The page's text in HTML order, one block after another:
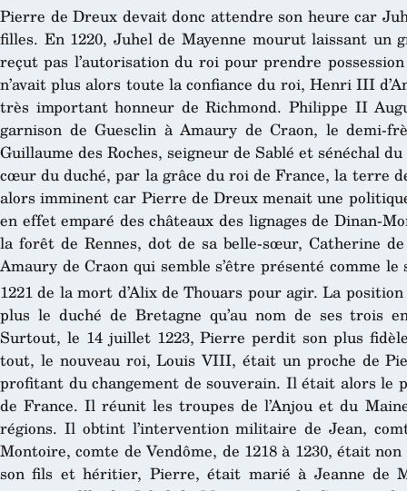
Pierre de Dreux devait donc attendre son heure car
filles. En 1220, Juhel de Mayenne mourut laissant
reçut pas l’autorisation du roi pour prendre
n’avait plus alors toute la confiance du roi, Henri III
très important honneur de Richmond. Philippe II
garnison de Guesclin à Amaury de Craon, le demi-
Guillaume des Roches, seigneur de Sablé et sénéchal
cœur du duché, par la grâce du roi de France, la terre
alors imminent car Pierre de Dreux menait une
en effet emparé des châteaux des lignages de Dinan-
la forêt de Rennes, dot de sa belle-sœur, Catherine
Amaury de Craon qui semble s’être présenté comme
1221 de la mort d’Alix de Thouars pour agir. La
plus le duché de Bretagne qu’au nom de ses trois
Surtout, le 14 juillet 1223, Pierre perdit son plus
tout, le nouveau roi, Louis VIII, était un proche de
profitant du changement de souverain. Il était alors le
de France. Il réunit les troupes de l’Anjou et du
régions. Il obtint l’intervention militaire de Jean,
Montoire, comte de Vendôme, de 1218 à 1230, était
son fils et héritier, Pierre, était marié à Jeanne de